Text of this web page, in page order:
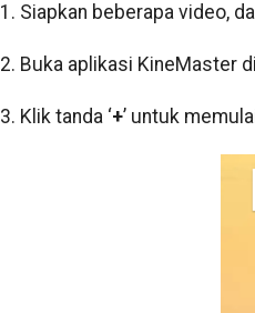
1. Siapkan beberapa video,
2. Buka aplikasi KineMaster di
3. Klik tanda ‘+’ untuk